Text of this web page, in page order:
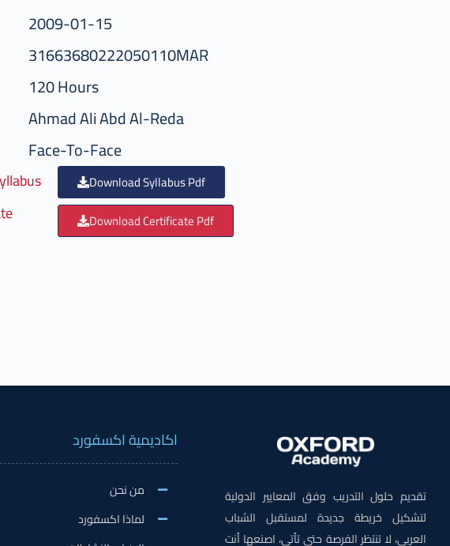
2009-01-15
31663680222050110MAR
120 Hours
Ahmad Ali Abd Al-Reda
Face-To-Face
Download Syllabus Pdf
Download Certificate Pdf
تقديم حلول التدريب وفق المعايير الدولية
لتشكيل خريطة جديدة لمستقبل الشباب
العربي، لا تنتظر الفرصة حتى تأتي، اصنعها أنت
اكاديمية اكسفورد
من نحن
لماذا اكسفورد